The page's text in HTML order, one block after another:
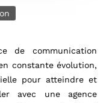
de communication
constante évolution,
pour atteindre et
avec une agence